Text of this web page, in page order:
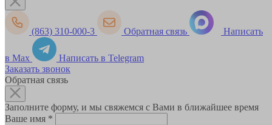
(863) 310-000-3 Обратная связь Написать
в Max
Написать в Telegram
Заказать звонок
Обратная связь
Заполните форму, и мы свяжемся с Вами в ближайшее время
Ваше имя *